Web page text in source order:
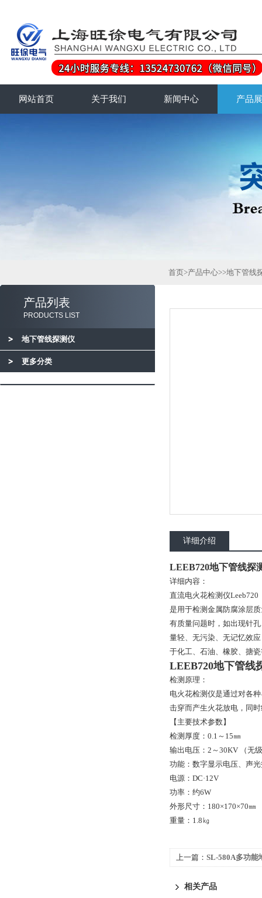
网站首页 关于我们 新闻中心 产品
产品列表
PRODUCTS LIST
地下管线探测仪
更多分类
首页>产品中心>>地下管线
详细介绍
LEEB720地下管线探
详细内容：
直流电火花检测仪Leeb720
是用于检测金属防腐涂层
有质量问题时，如出现针
量轻、无污染、无记忆效
于化工、石油、橡胶、搪
LEEB720地下管线
检测原理：
电火花检测仪是通过对各
击穿而产生火花放电，同
【主要技术参数】
检测厚度：0.1～15㎜
输出电压：2～30KV （无
功能：数字显示电压、声
电源：DC·12V
功率：约6W
外形尺寸：180×170×70㎜
重量：1.8㎏
上一篇： SL-580A多功能
相关产品